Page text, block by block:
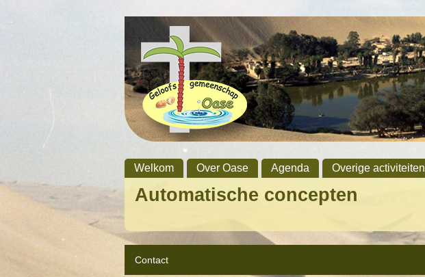
Welkom Over Oase Agenda Overige activiteiten
Automatische concepten
Contact